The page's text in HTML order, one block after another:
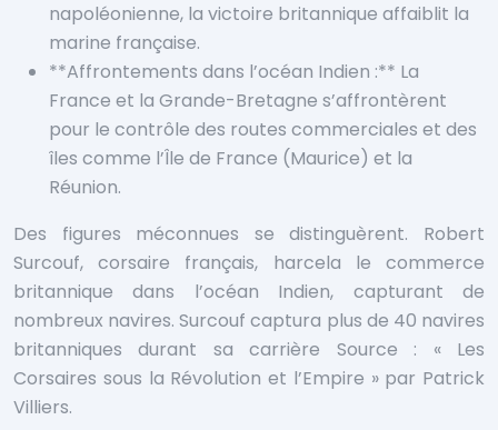
napoléonienne, la victoire britannique affaiblit la
marine française.
**Affrontements dans l’océan Indien :** La
France et la Grande-Bretagne s’affrontèrent
pour le contrôle des routes commerciales et des
îles comme l’Île de France (Maurice) et la
Réunion.
Des figures méconnues se distinguèrent. Robert
Surcouf, corsaire français, harcela le commerce
britannique dans l’océan Indien, capturant de
nombreux navires. Surcouf captura plus de 40 navires
britanniques durant sa carrière Source : « Les
Corsaires sous la Révolution et l’Empire » par Patrick
Villiers.